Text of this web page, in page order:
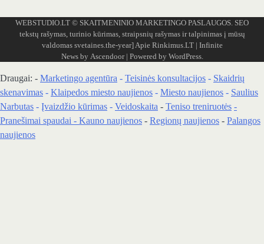
WEBSTUDIO.LT © SKAITMENINIO MARKETINGO PASLAUGOS. SEO
tekstų rašymas, turinio kūrimas, straipsnių rašymas ir talpinimas į mūsų
valdomas svetaines.the-year]Apie Rinkimus.LT| Infinite
News by Ascendoor| Powered by WordPress.
Draugai: - Marketingo agentūra - Teisinės konsultacijos - Skaidrių
skenavimas - Klaipedos miesto naujienos - Miesto naujienos - Saulius
Narbutas - Įvaizdžio kūrimas - Veidoskaita - Teniso treniruotės -
Pranešimai spaudai - Kauno naujienos - Regionų naujienos - Palangos
naujienos